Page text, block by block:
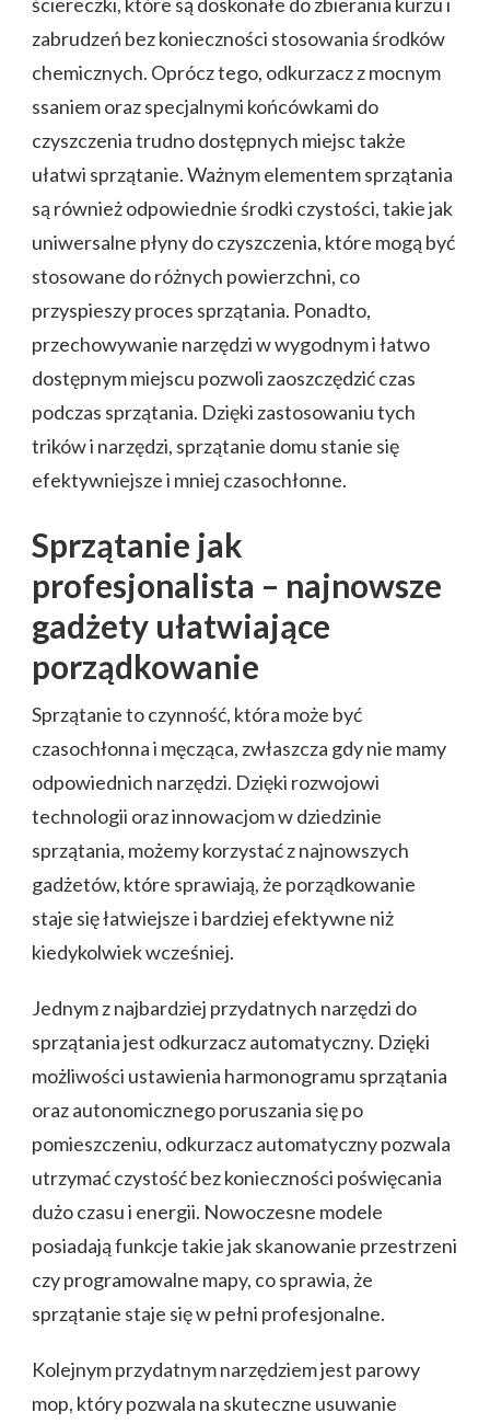
ściereczki, które są doskonałe do zbierania kurzu i
zabrudzeń bez konieczności stosowania środków
chemicznych. Oprócz tego, odkurzacz z mocnym
ssaniem oraz specjalnymi końcówkami do
czyszczenia trudno dostępnych miejsc także
ułatwi sprzątanie. Ważnym elementem sprzątania
są również odpowiednie środki czystości, takie jak
uniwersalne płyny do czyszczenia, które mogą być
stosowane do różnych powierzchni, co
przyspieszy proces sprzątania. Ponadto,
przechowywanie narzędzi w wygodnym i łatwo
dostępnym miejscu pozwoli zaoszczędzić czas
podczas sprzątania. Dzięki zastosowaniu tych
trików i narzędzi, sprzątanie domu stanie się
efektywniejsze i mniej czasochłonne.
Sprzątanie jak
profesjonalista – najnowsze
gadżety ułatwiające
porządkowanie
Sprzątanie to czynność, która może być
czasochłonna i męcząca, zwłaszcza gdy nie mamy
odpowiednich narzędzi. Dzięki rozwojowi
technologii oraz innowacjom w dziedzinie
sprzątania, możemy korzystać z najnowszych
gadżetów, które sprawiają, że porządkowanie
staje się łatwiejsze i bardziej efektywne niż
kiedykolwiek wcześniej.
Jednym z najbardziej przydatnych narzędzi do
sprzątania jest odkurzacz automatyczny. Dzięki
możliwości ustawienia harmonogramu sprzątania
oraz autonomicznego poruszania się po
pomieszczeniu, odkurzacz automatyczny pozwala
utrzymać czystość bez konieczności poświęcania
dużo czasu i energii. Nowoczesne modele
posiadają funkcje takie jak skanowanie przestrzeni
czy programowalne mapy, co sprawia, że
sprzątanie staje się w pełni profesjonalne.
Kolejnym przydatnym narzędziem jest parowy
mop, który pozwala na skuteczne usuwanie